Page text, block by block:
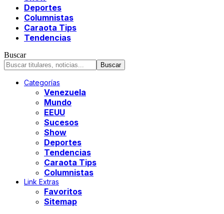
Deportes
Columnistas
Caraota Tips
Tendencias
Buscar
Categorías
Venezuela
Mundo
EEUU
Sucesos
Show
Deportes
Tendencias
Caraota Tips
Columnistas
Link Extras
Favoritos
Sitemap